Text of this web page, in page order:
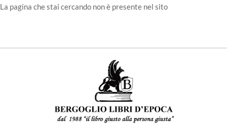
La pagina che stai cercando non è presente nel sito